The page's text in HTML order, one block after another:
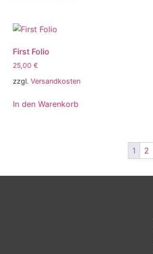
First Folio
25,00 €
zzgl. Versandkosten
In den Warenkorb
1 2